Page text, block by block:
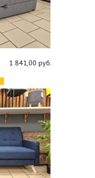
1 841,00 руб.